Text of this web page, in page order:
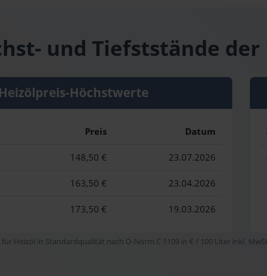
und Tiefststände
Heizölpreis-Höchstwerte
Preis Datum
148,50 € 23.07.2026
163,50 € 23.04.2026
173,50 € 19.03.2026
für Heizöl in Standardqualität nach Ö-Norm C 1109 in € / 100 Liter inkl.